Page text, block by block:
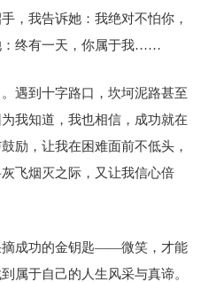
，我告诉她：我绝对不怕你，
：终有一天，你属于我……
遇到十字路口，坎坷泥路甚至
我知道，我也相信，成功就在
励，让我在困难面前不低头，
飞烟灭之际，又让我信心倍
摘成功的金钥匙——微笑，才能
属于自己的人生风采与真谛。